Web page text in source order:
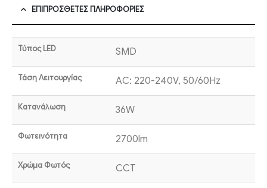
ΕΠΙΠΡΌΣΘΕΤΕΣ ΠΛΗΡΟΦΟΡΊΕΣ
Τύπος LED SMD
Τάση Λειτουργίας AC: 220-240V, 50/60Hz
Κατανάλωση 36W
Φωτεινότητα 2700lm
Χρώμα Φωτός CCT